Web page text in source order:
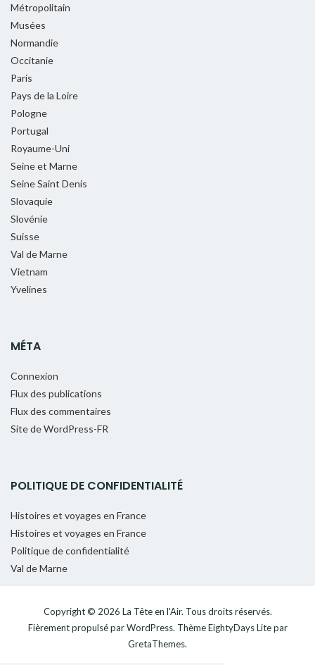
Métropolitain
Musées
Normandie
Occitanie
Paris
Pays de la Loire
Pologne
Portugal
Royaume-Uni
Seine et Marne
Seine Saint Denis
Slovaquie
Slovénie
Suisse
Val de Marne
Vietnam
Yvelines
MÉTA
Connexion
Flux des publications
Flux des commentaires
Site de WordPress-FR
POLITIQUE DE CONFIDENTIALITÉ
Histoires et voyages en France
Histoires et voyages en France
Politique de confidentialité
Val de Marne
Copyright © 2026 La Tête en l'Air. Tous droits réservés.
Fièrement propulsé parWordPress. ThèmeEightyDays Litepar
GretaThemes.